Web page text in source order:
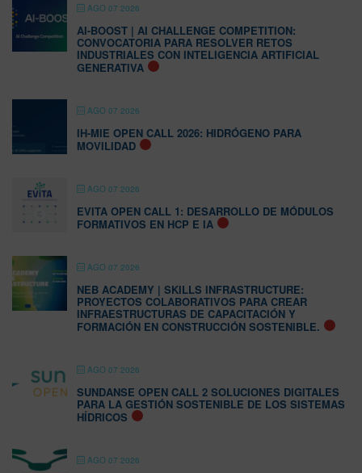
AGO 07 2026
AI-BOOST | AI CHALLENGE COMPETITION:
CONVOCATORIA PARA RESOLVER RETOS
INDUSTRIALES CON INTELIGENCIA ARTIFICIAL
GENERATIVA
AGO 07 2026
IH-MIE OPEN CALL 2026: HIDRÓGENO PARA
MOVILIDAD
AGO 07 2026
EVITA OPEN CALL 1: DESARROLLO DE MÓDULOS
FORMATIVOS EN HCP E IA
AGO 07 2026
NEB ACADEMY | SKILLS INFRASTRUCTURE:
PROYECTOS COLABORATIVOS PARA CREAR
INFRAESTRUCTURAS DE CAPACITACIÓN Y
FORMACIÓN EN CONSTRUCCIÓN SOSTENIBLE.
AGO 07 2026
SUNDANSE OPEN CALL 2 SOLUCIONES DIGITALES
PARA LA GESTIÓN SOSTENIBLE DE LOS SISTEMAS
HÍDRICOS
AGO 07 2026